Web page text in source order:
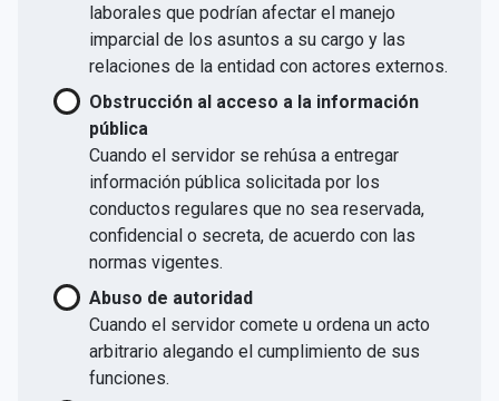
laborales que podrían afectar el manejo
imparcial de los asuntos a su cargo y las
relaciones de la entidad con actores externos.
Obstrucción al acceso a la información
pública
Cuando el servidor se rehúsa a entregar
información pública solicitada por los
conductos regulares que no sea reservada,
confidencial o secreta, de acuerdo con las
normas vigentes.
Abuso de autoridad
Cuando el servidor comete u ordena un acto
arbitrario alegando el cumplimiento de sus
funciones.